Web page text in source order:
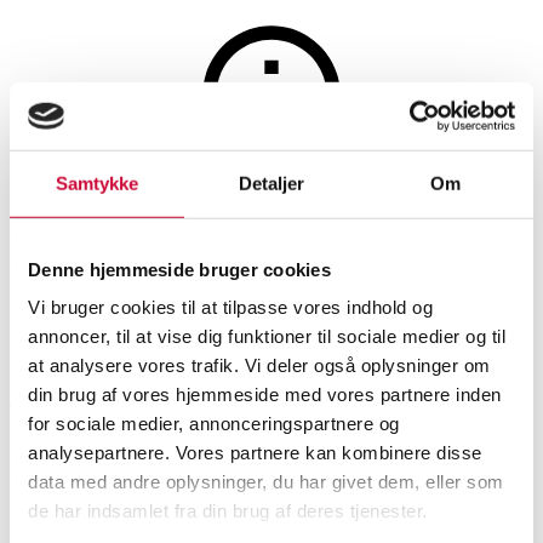
Samtykke Detaljer Om
Denne hjemmeside bruger cookies
Vi bruger cookies til at tilpasse vores indhold og
annoncer, til at vise dig funktioner til sociale medier og til
at analysere vores trafik. Vi deler også oplysninger om
din brug af vores hjemmeside med vores partnere inden
for sociale medier, annonceringspartnere og
analysepartnere. Vores partnere kan kombinere disse
data med andre oplysninger, du har givet dem, eller som
de har indsamlet fra din brug af deres tjenester.
Legetøj
Auktionen er afsluttet
LEGO. Star Wars. AT-AT
SHOWROOM
Aarhus
VURDERING
DKK 9.000
VARENUMMER
6544048
Beskrivelse